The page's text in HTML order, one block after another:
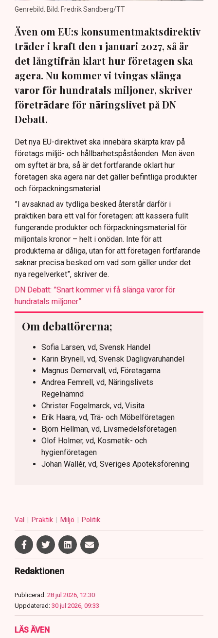
Genrebild. Bild: Fredrik Sandberg/TT
Även om EU:s konsumentmaktsdirektiv
träder i kraft den 1 januari 2027, så är
det långtifrån klart hur företagen ska
agera. Nu kommer vi tvingas slänga
varor för hundratals miljoner, skriver
företrädare för näringslivet på DN
Debatt.
Det nya EU-direktivet ska innebära skärpta krav på
företags miljö- och hållbarhetspåståenden. Men även
om syftet är bra, så är det fortfarande oklart hur
företagen ska agera när det gäller befintliga produkter
och förpackningsmaterial.
”I avsaknad av tydliga besked återstår därför i
praktiken bara ett val för företagen: att kassera fullt
fungerande produkter och förpackningsmaterial för
miljontals kronor – helt i onödan. Inte för att
produkterna är dåliga, utan för att företagen fortfarande
saknar precisa besked om vad som gäller under det
nya regelverket”, skriver de.
DN Debatt: ”Snart kommer vi få slänga varor för
hundratals miljoner”
Om debattörerna;
Sofia Larsen, vd, Svensk Handel
Karin Brynell, vd, Svensk Dagligvaruhandel
Magnus Demervall, vd, Företagarna
Andrea Femrell, vd, Näringslivets
Regelnämnd
Christer Fogelmarck, vd, Visita
Erik Haara, vd, Trä- och Möbelföretagen
Björn Hellman, vd, Livsmedelsföretagen
Olof Holmer, vd, Kosmetik- och
hygienföretagen
Johan Wallér, vd, Sveriges Apoteksförening
Val Praktik Miljö Politik
Redaktionen
Publicerad: 28 jul 2026, 12:30
Uppdaterad: 30 jul 2026, 09:33
LÄS ÄVEN